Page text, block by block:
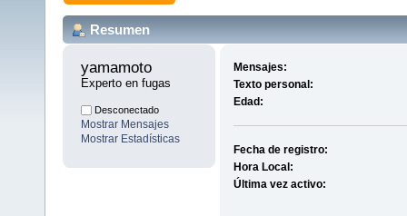
Resumen
yamamoto
Experto en fugas
Desconectado
Mostrar Mensajes
Mostrar Estadísticas
Mensajes:
Texto personal:
Edad:
Fecha de registro:
Hora Local:
Última vez activo: